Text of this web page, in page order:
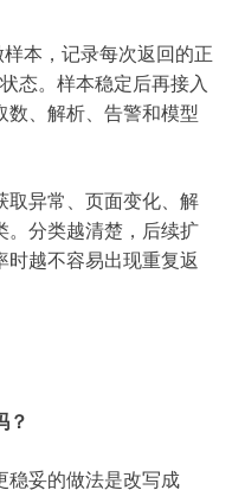
本，记录每次返回的正
态。样本稳定后再接入
数、解析、告警和模型
取异常、页面变化、解
。分类越清楚，后续扩
时越不容易出现重复返
？
稳妥的做法是改写成